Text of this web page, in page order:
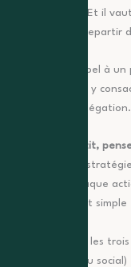
indispensables. Et il
départ que de repartir
Quand faire appel à un
temps que vous y
le prix d’une délégation.
Commencez petit,
Construire une
un jour mais chaque
plan d’action est simple
Posez les
réseau social)